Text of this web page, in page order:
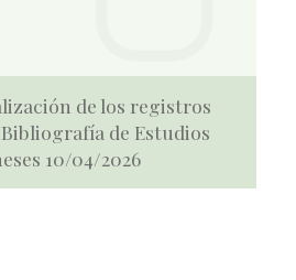
de los registros
de Estudios
10/04/2026